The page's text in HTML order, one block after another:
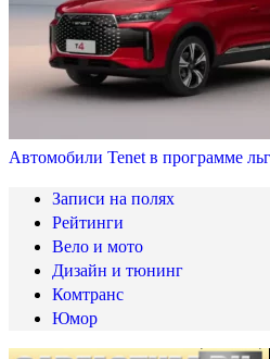
Автомобили Tenet в программе
Записи на полях
Рейтинги
Вело и мото
Дизайн и тюнинг
Комтранс
Юмор